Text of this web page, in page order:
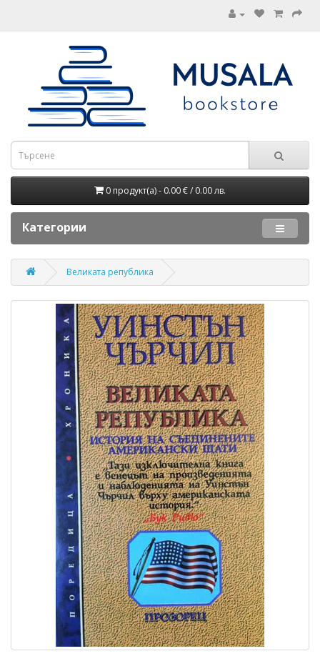
0 продукт(а) - 0.00 € / 0.00 лв.
Категории
Великата република